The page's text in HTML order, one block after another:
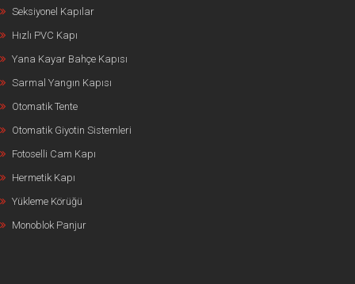
Seksiyonel Kapılar
Hızlı PVC Kapı
Yana Kayar Bahçe Kapısı
Sarmal Yangın Kapısı
Otomatik Tente
Otomatik Giyotin Sistemleri
Fotoselli Cam Kapı
Hermetik Kapı
Yükleme Körüğü
Monoblok Panjur